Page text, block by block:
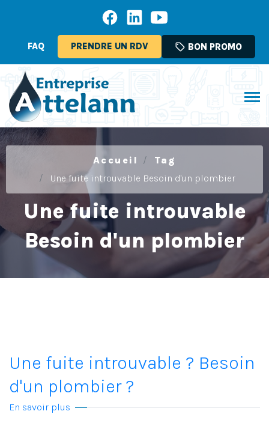
FAQ PRENDRE UN RDV sell BON PROMO
Accueil
Tag
Une fuite introuvable Besoin d'un plombier
Une fuite introuvable
Besoin d'un plombier
Une fuite introuvable ? Besoin
d'un plombier ?
En savoir plus